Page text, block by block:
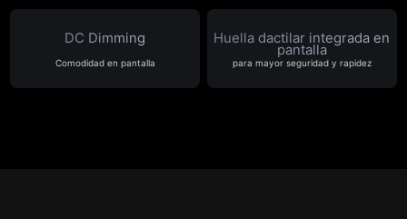
DC Dimming
Comodidad en pantalla
Huella dactilar integrada en
pantalla
para mayor seguridad y rapidez